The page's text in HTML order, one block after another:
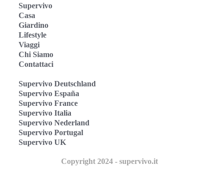
Supervivo
Casa
Giardino
Lifestyle
Viaggi
Chi Siamo
Contattaci
Supervivo Deutschland
Supervivo España
Supervivo France
Supervivo Italia
Supervivo Nederland
Supervivo Portugal
Supervivo UK
Copyright 2024 - supervivo.it